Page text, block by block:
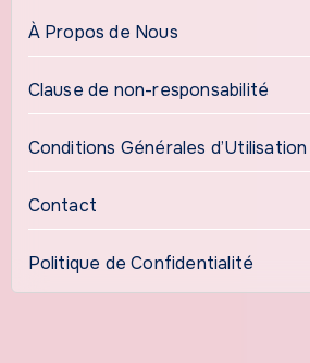
À Propos de Nous
Clause de non-responsabilité
Conditions Générales d’Utilisation
Contact
Politique de Confidentialité